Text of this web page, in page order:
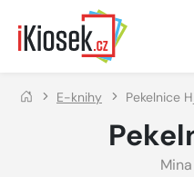
Přejít na hlavní obsah
E-knihy Pekelnice